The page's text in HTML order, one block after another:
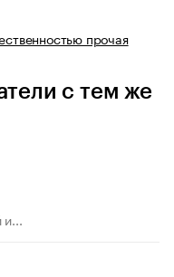
прочая
с тем же
и...